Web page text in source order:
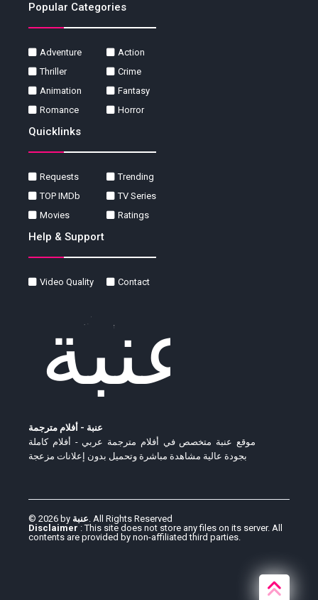
Popular Categories
Adventure
Action
Thriller
Crime
Animation
Fantasy
Romance
Horror
Quicklinks
Requests
Trending
TOP IMDb
TV Series
Movies
Ratings
Help & Support
Video Quality Contact
عنبة - أفلام مترجمة
موقع عنبة متخصص في أفلام مترجمة عربي - أفلام كاملة
بجودة عالية مشاهدة مباشرة وتحميل بدون إعلانات مزعجة
© 2026 by عنبة. All Rights Reserved
Disclaimer : This site does not store any files on its server. All
contents are provided by non-affiliated third parties.